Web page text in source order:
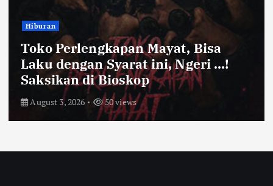
Bandung Raya
Farhan Pastikan Pasokan Pangan
Kota Bandung Aman Meski Harga
Ayam dan Timun Naik
July 31, 2026 55 views